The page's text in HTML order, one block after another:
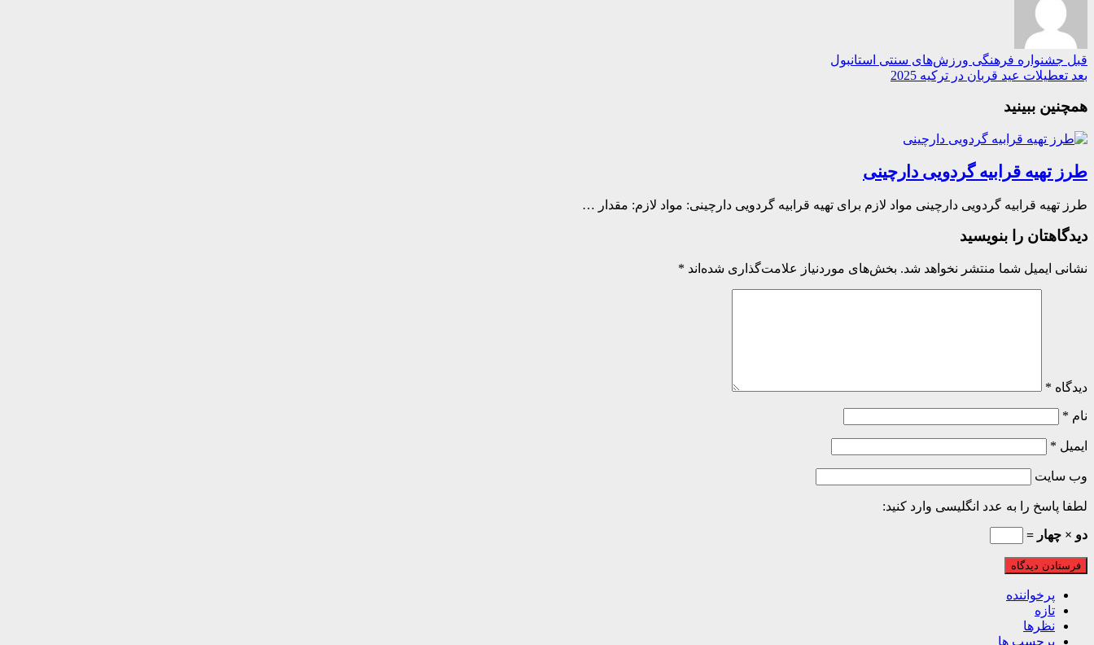
قبل جشنواره فرهنگی ورزش‌های سنتی استانبول
بعد تعطیلات عید قربان در ترکیه 2025
همچنین ببینید
طرز تهیه قرابیه گردویی دارچینی
طرز تهیه قرابیه گردویی دارچینی مواد لازم برای تهیه قرابیه گردویی دارچینی: مواد لازم: مقدار …
دیدگاهتان را بنویسید
نشانی ایمیل شما منتشر نخواهد شد. بخش‌های موردنیاز علامت‌گذاری شده‌اند *
دیدگاه *
نام *
ایمیل *
وب‌ سایت
لطفا پاسخ را به عدد انگلیسی وارد کنید:
دو × چهار =
پرخواننده
تازه
نظرها
برچسب ها